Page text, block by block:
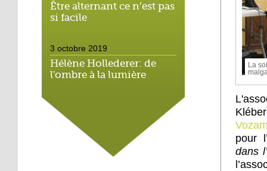
Être alternant ce n’est pas
si facile
3 octobre 2019
Hélène Hollederer: de
l'ombre à la lumière
3 octobre 2019
Dernières répétitions
pour Tartine Reverdy
La
pour
dans